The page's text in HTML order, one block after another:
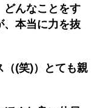
どんなことをす
、本当に力を抜
(笑)）とても親